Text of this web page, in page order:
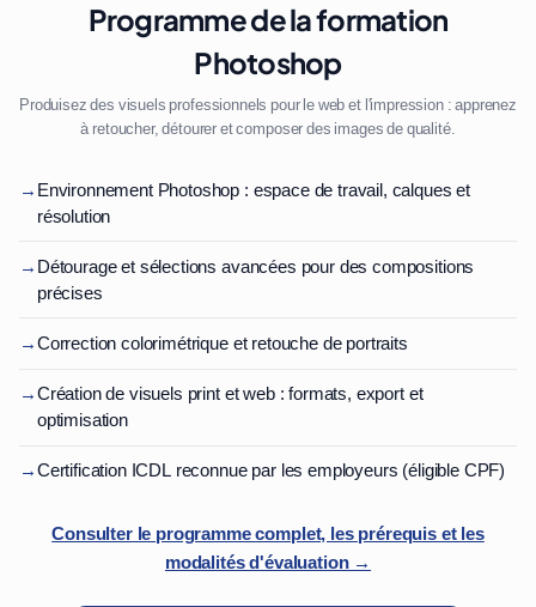
Programme de la formation
Photoshop
Produisez des visuels professionnels pour le web et l'impression : apprenez
à retoucher, détourer et composer des images de qualité.
→ Environnement Photoshop : espace de travail, calques et
résolution
→ Détourage et sélections avancées pour des compositions
précises
→Correction colorimétrique et retouche de portraits
→Création de visuels print et web : formats, export et
optimisation
→Certification ICDL reconnue par les employeurs (éligible CPF)
Consulter le programme complet, les prérequis et les
modalités d'évaluation →